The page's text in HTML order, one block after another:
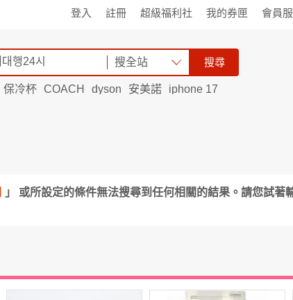
登入 註冊 超級福利社 我的券匣 會員
搜全站 搜尋
保冷杯 COACH dyson 安美諾
iphone 17
」 或所設定的條件無法搜尋到任何相關的結果。請您試著